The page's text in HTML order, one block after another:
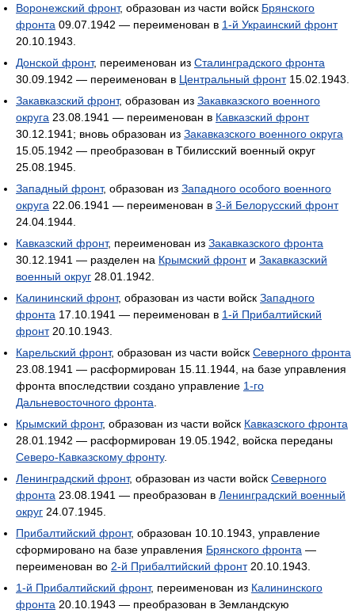
Воронежский фронт, образован из части войск Брянского
фронта 09.07.1942 — переименован в 1-й Украинский фронт
20.10.1943.
Донской фронт, переименован из Сталинградского фронта
30.09.1942 — переименован в Центральный фронт15.02.1943.
Закавказский фронт, образован из Закавказского военного
округа 23.08.1941 — переименован в Кавказский фронт
30.12.1941; вновь образован из Закавказского военного округа
15.05.1942 — преобразован в Тбилисский военный округ
25.08.1945.
Западный фронт, образован из Западного особого военного
округа 22.06.1941 — переименован в 3-й Белорусский фронт
24.04.1944.
Кавказский фронт, переименован из Закавказского фронта
30.12.1941 — разделен на Крымский фронти Закавказский
военный округ 28.01.1942.
Калининский фронт, образован из части войск Западного
фронта 17.10.1941 — переименован в 1-й Прибалтийский
фронт20.10.1943.
Карельский фронт, образован из части войск Северного фронта
23.08.1941 — расформирован 15.11.1944, на базе управления
фронта впоследствии создано управление 1-го
Дальневосточного фронта
Крымский фронт, образован из части войск Кавказского фронта
28.01.1942 — расформирован 19.05.1942, войска переданы
Северо-Кавказскому фронту.
Ленинградский фронт, образован из части войск Северного
фронта 23.08.1941 — преобразован в Ленинградский военный
округ 24.07.1945.
Прибалтийский фронт, образован 10.10.1943, управление
сформировано на базе управления Брянского фронта —
переименован во 2-й Прибалтийский фронт20.10.1943.
1-й Прибалтийский фронт, переименован из Калининского
фронта 20.10.1943 — преобразован в Земландскую